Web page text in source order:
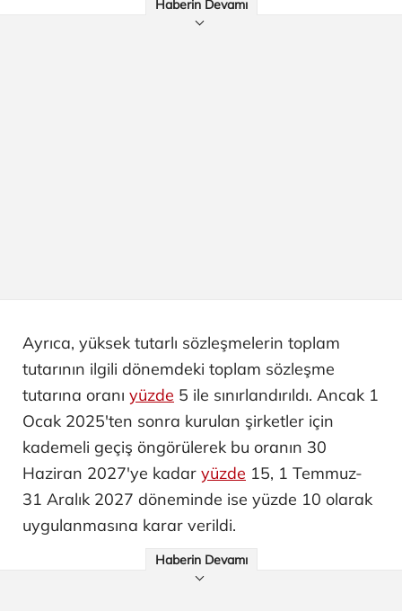
Haberin Devamı
Ayrıca, yüksek tutarlı sözleşmelerin toplam
tutarının ilgili dönemdeki toplam sözleşme
tutarına oranı yüzde 5 ile sınırlandırıldı. Ancak 1
Ocak 2025'ten sonra kurulan şirketler için
kademeli geçiş öngörülerek bu oranın 30
Haziran 2027'ye kadar yüzde 15, 1 Temmuz-
31 Aralık 2027 döneminde ise yüzde 10 olarak
uygulanmasına karar verildi.
Haberin Devamı